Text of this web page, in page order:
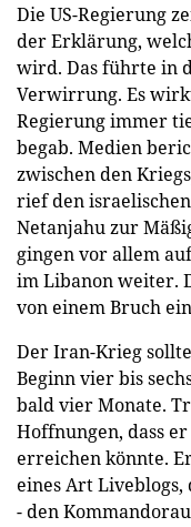
Die US-Regierung
der Erklärung,
wird. Das führte in
Verwirrung. Es
Regierung immer
begab. Medien
zwischen den
rief den
Netanjahu zur
gingen vor allem
im Libanon weiter.
von einem Bruch
Der Iran-Krieg
Beginn vier bis
bald vier Monate.
Hoffnungen, dass
erreichen könnte.
eines Art Liveblogs,
- den